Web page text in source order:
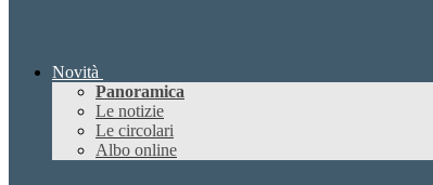
Novità
Panoramica
Le notizie
Le circolari
Albo online